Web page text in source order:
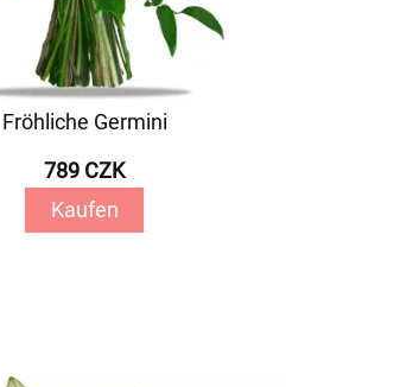
Fröhliche Germini
789 CZK
Kaufen